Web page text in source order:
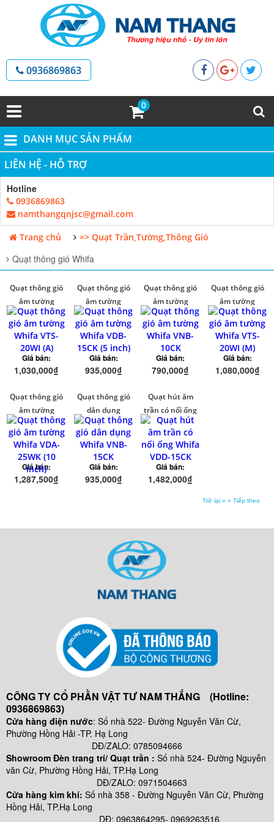
0936869863
0
DANH MỤC SẢN PHẨM
LIÊN HỆ - HỖ TRỢ
Hotline
0936869863
namthangqnjsc@gmail.com
Trang chủ
=> Quạt Trần,Tường,Thông Gió
Quạt thông gió Whifa
Quạt thông gió
âm tường
Whifa VTS-
20WI (A)
Giá bán:
1,030,000₫
Quạt thông gió
âm tường
Whifa VDB-
15CK (5 inch)
Giá bán:
935,000₫
Quạt thông gió
âm tường
Whifa VNB-
10CK
Giá bán:
790,000₫
Quạt thông gió
âm tường
Whifa VTS-
20WI (M)
Giá bán:
1,080,000₫
Quạt thông gió
âm tường
Whifa VDA-
25WK (10 inch)
Giá bán:
1,287,500₫
Quạt thông gió
dân dụng
Whifa VNB-
15CK
Giá bán:
935,000₫
Quạt hút âm
trần có nối ống
Whifa VDD-
15CK
Giá bán:
1,482,000₫
Trở lại « » Tiếp theo
CÔNG TY CỔ PHẦN VẬT TƯ NAM THẮNG (Hotline:
0936869863)
Cửa hàng điện nước: Số nhà 522- Đường Nguyễn Văn Cừ,
Phường Hồng Hải -TP. Hạ Long
DĐ/ZALO: 0785094666
Showroom Đèn trang trí/ Quạt trần : Số nhà 524- Đường Nguyễn
văn Cừ, Phường Hồng Hải, TP.Hạ Long
DĐ/ZALO: 0971504663
Cửa hàng kim khí: Số nhà 358 - Đường Nguyễn Văn Cừ, Phường
Hồng Hải, TP.Hạ Long
DĐ: 0963864295- 0969263516